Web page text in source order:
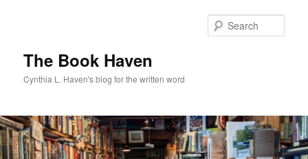
The Book Haven
Cynthia L. Haven's blog for the written word